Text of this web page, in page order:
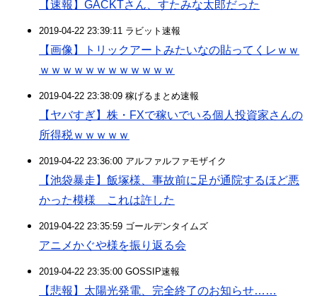
【速報】GACKTさん、すたみな太郎だった
2019-04-22 23:39:11 ラビット速報
【画像】トリックアートみたいなの貼ってくレｗｗ
ｗｗｗｗｗｗｗｗｗｗｗｗ
2019-04-22 23:38:09 稼げるまとめ速報
【ヤバすぎ】株・FXで稼いでいる個人投資家さんの
所得税ｗｗｗｗｗ
2019-04-22 23:36:00 アルファルファモザイク
【池袋暴走】飯塚様、事故前に足が通院するほど悪
かった模様 これは許した
2019-04-22 23:35:59 ゴールデンタイムズ
アニメかぐや様を振り返る会
2019-04-22 23:35:00 GOSSIP速報
【悲報】太陽光発電、完全終了のお知らせ……